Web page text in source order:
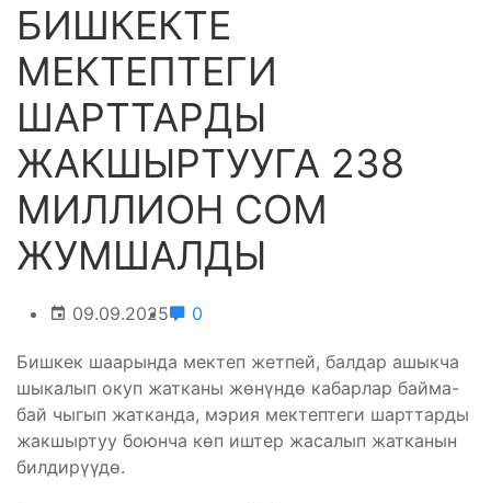
БИШКЕКТЕ
МЕКТЕПТЕГИ
ШАРТТАРДЫ
ЖАКШЫРТУУГА 238
МИЛЛИОН СОМ
ЖУМШАЛДЫ
09.09.2025 0
Бишкек шаарында мектеп жетпей, балдар ашыкча
шыкалып окуп жатканы жөнүндө кабарлар байма-
бай чыгып жатканда, мэрия мектептеги шарттарды
жакшыртуу боюнча көп иштер жасалып жатканын
билдирүүдө.